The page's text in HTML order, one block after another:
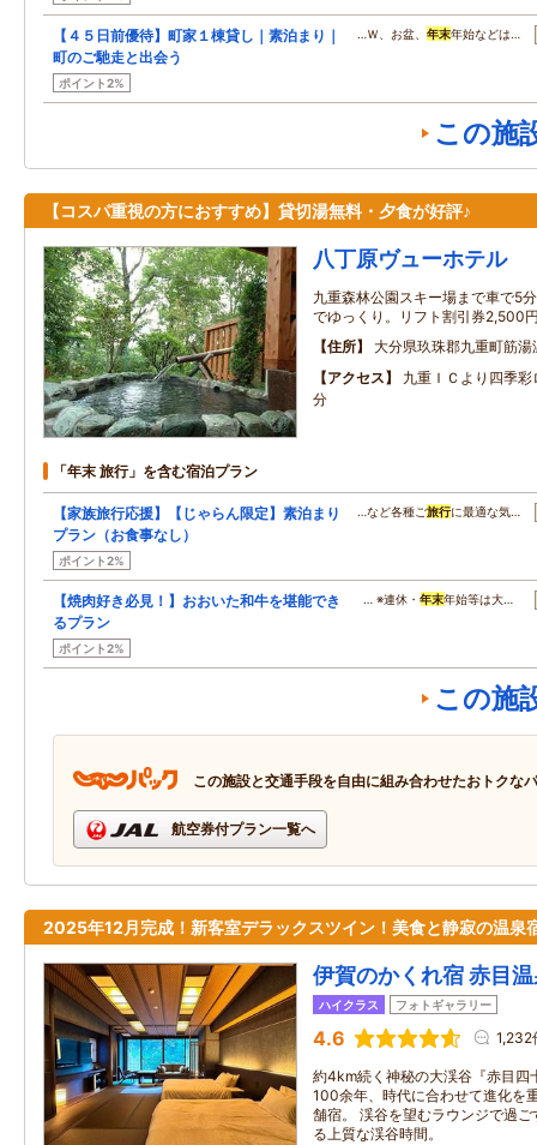
【４５日前優待】町家１棟貸し｜素泊まり｜
町のご馳走と出会う
ポイント2%
…Ｗ、お盆、 年末年始などは…
この施
【コスパ重視の方におすすめ】貸切湯無料・夕食が好評♪
八丁原ヴューホテル
九重森林公園スキー場まで車で5
でゆっくり。リフト割引券2,500
住所
大分県玖珠郡九重町筋
アクセス
九重ＩＣより四季
分
「年末 旅行」を含む宿泊プラン
【家族旅行応援】【じゃらん限定】素泊まり
プラン（お食事なし）
ポイント2%
…など各種ご旅行に最適な気…
【焼肉好き必見！】おおいた和牛を堪能でき
るプラン
ポイント2%
… ※連休・年末年始等は大…
この施
この施設と交通手段を自由に組み合わせたおトクな
航空券付プラン一覧へ
2025年12月完成！新客室デラックスツイン！美食と静寂の温泉
伊賀のかくれ宿 赤目
ハイクラス フォトギャラリー
4.6 1,232
約4km続く神秘の大渓谷『赤目四
100余年、時代に合わせて進化を
舗宿。 渓谷を望むラウンジで過
る上質な渓谷時間。